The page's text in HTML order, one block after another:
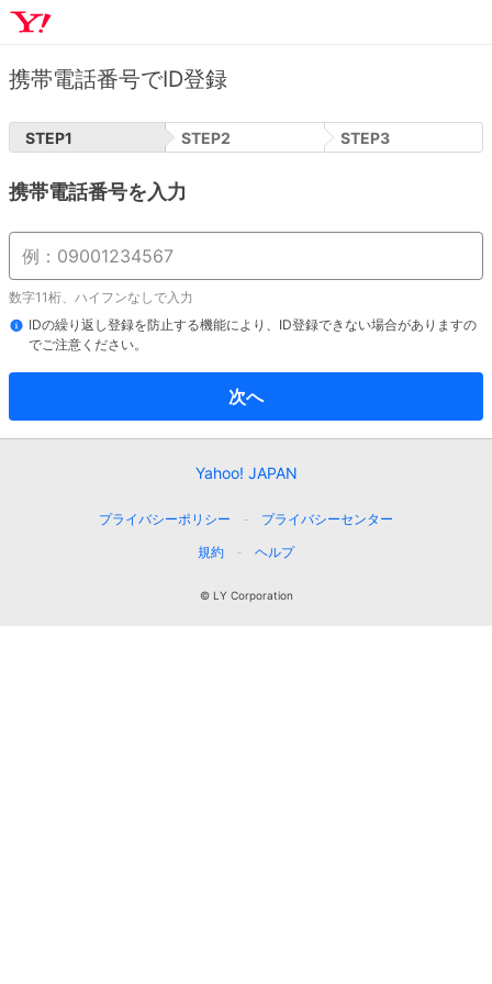
携帯電話番号でID登録
STEP1 STEP2 STEP3
携帯電話番号を入力
数字11桁、ハイフンなしで入力
IDの繰り返し登録を防止する機能により、ID登録できない場合がありますの
でご注意ください。
次へ
Yahoo! JAPAN
プライバシーポリシー
プライバシーセンター
規約
ヘルプ
© LY Corporation